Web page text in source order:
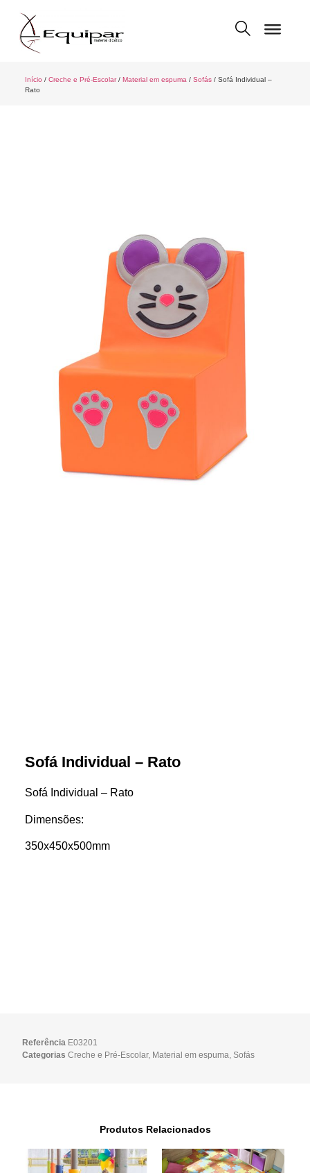
Início / Creche e Pré-Escolar/ Material em espuma / Sofás/ Sofá Individual –
Rato
Sofá Individual – Rato
Sofá Individual – Rato
Dimensões:
350x450x500mm
Referência E03201
Categorias Creche e Pré-Escolar, Material em espuma ,Sofás
Produtos Relacionados